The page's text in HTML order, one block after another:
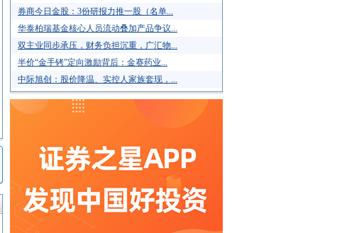
券商今日金股：3份研报力推一股（名单...
华泰柏瑞基金核心人员流动叠加产品争议...
双主业同步承压，财务负担沉重，广汇物...
半价“金手铐”定向激励背后：金赛药业...
中际旭创：股价降温、实控人家族套现，...